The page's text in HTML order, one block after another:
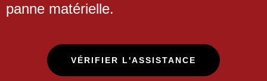
panne matérielle.
VÉRIFIER L'ASSISTANCE